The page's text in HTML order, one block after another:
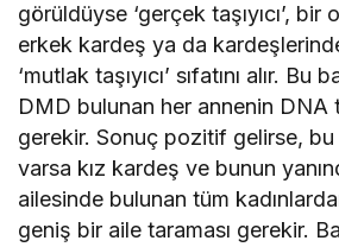
görüldüyse ‘gerçek taşıyıcı’,
erkek kardeş ya da
‘mutlak taşıyıcı’ sıfatını alır. Bu
DMD bulunan her annenin DNA
gerekir. Sonuç pozitif gelirse,
varsa kız kardeş ve bunun
ailesinde bulunan tüm
geniş bir aile taraması gerekir.